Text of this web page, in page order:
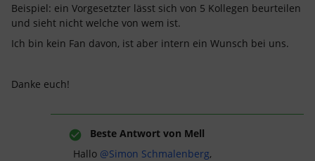
Beispiel: ein Vorgesetzter lässt sich von 5 Kollegen beurteilen
und sieht nicht welche von wem ist.
Ich bin kein Fan davon, ist aber intern ein Wunsch bei uns.
Danke euch!
Beste Antwort von Mell
Hallo ​ @Simon Schmalenberg,